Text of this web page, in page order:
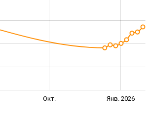
Окт. Янв. 2026